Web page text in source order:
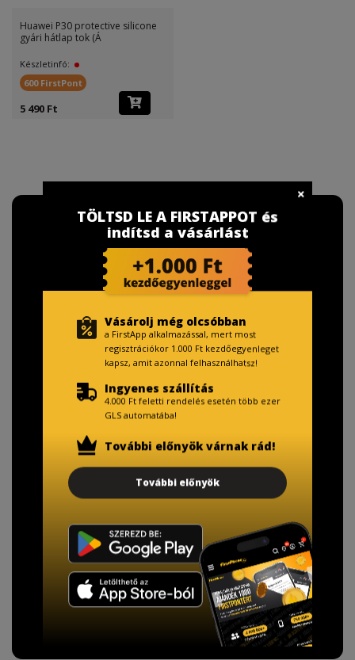
Huawei P30 protective silicone
gyári hátlap tok (Á
Készletinfó:
600 FirstPont
5 490 Ft
TISZTELT VÁSÁRLÓNK!
Fizetésnél kérje az ingyenes adattörlő kódot
adatainak biztonsága érdekében!
adathordozó termék vásárlásakor köteles ingyenes
adattörlő kódot biztosítani.
További információ
TÖLTSD LE A FIRSTAPPOT és
indítsd a vásárlást
Vásárolj még olcsóbban
a FirstApp alkalmazással, mert most
regisztrációkor 1.000 Ft kezdőegyenleget
kapsz, amit azonnal felhasználhatsz!
Ingyenes szállítás
4.000 Ft feletti rendelés esetén több ezer
GLS automatába!
További előnyök várnak rád!
További előnyök